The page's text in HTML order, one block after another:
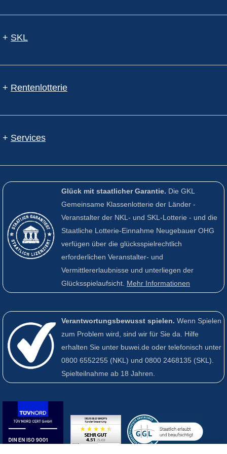
+ SKL
+ Rentenlotterie
+ Services
Glück mit staatlicher Garantie. Die GKL
Gemeinsame Klassenlotterie der Länder -
Veranstalter der NKL- und SKL-Lotterie - und die
Staatliche Lotterie-Einnahme Neugebauer OHG
verfügen über die glücksspielrechtlich
erforderlichen Veranstalter- und
Vermittlererlaubnisse und unterliegen der
Glücksspielaufsicht. Mehr Informationen
Verantwortungsbewusst spielen. Wenn Spielen
zum Problem wird, sind wir für Sie da. Hilfe
erhalten Sie unter buwei.de oder telefonisch unter
0800 6552255 (NKL) und 0800 2468135 (SKL).
Spielteilnahme ab 18 Jahren.